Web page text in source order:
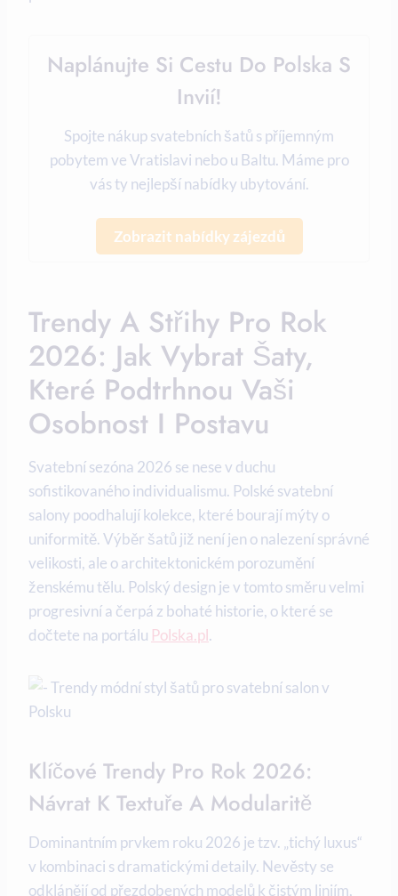
Naplánujte Si Cestu Do Polska S
Invií!
Spojte nákup svatebních šatů s příjemným
pobytem ve Vratislavi nebo u Baltu. Máme pro
vás ty nejlepší nabídky ubytování.
Zobrazit nabídky zájezdů
Trendy A Střihy Pro Rok
2026: Jak Vybrat Šaty,
Které Podtrhnou Vaši
Osobnost I Postavu
Svatební sezóna 2026 se nese v duchu
sofistikovaného individualismu. Polské svatební
salony poodhalují kolekce, které bourají mýty o
uniformitě. Výběr šatů již není jen o nalezení správné
velikosti, ale o architektonickém porozumění
ženskému tělu. Polský design je v tomto směru velmi
progresivní a čerpá z bohaté historie, o které se
dočtete na portálu Polska.pl.
Klíčové Trendy Pro Rok 2026:
Návrat K Textuře A Modularitě
Dominantním prvkem roku 2026 je tzv. „tichý luxus“
v kombinaci s dramatickými detaily. Nevěsty se
odklánějí od přezdobených modelů k čistým liniím,